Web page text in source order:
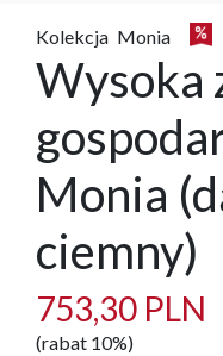
Kolekcja Monia
Wysoka
Monia
ciemny)
753,30 PLN
(rabat 10%)